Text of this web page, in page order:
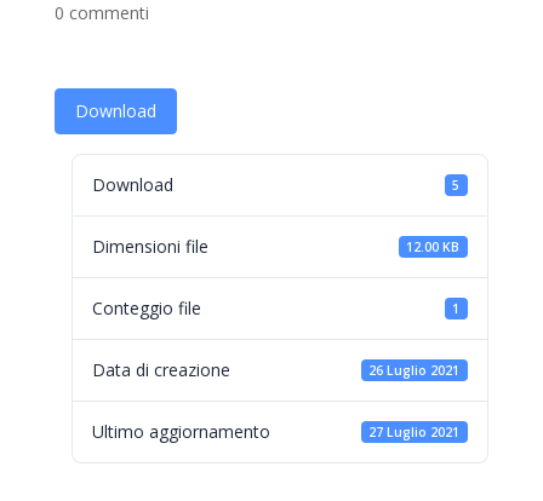
0 commenti
Download
Download 5
Dimensioni file 12.00 KB
Conteggio file 1
Data di creazione 26 Luglio 2021
Ultimo aggiornamento 27 Luglio 2021